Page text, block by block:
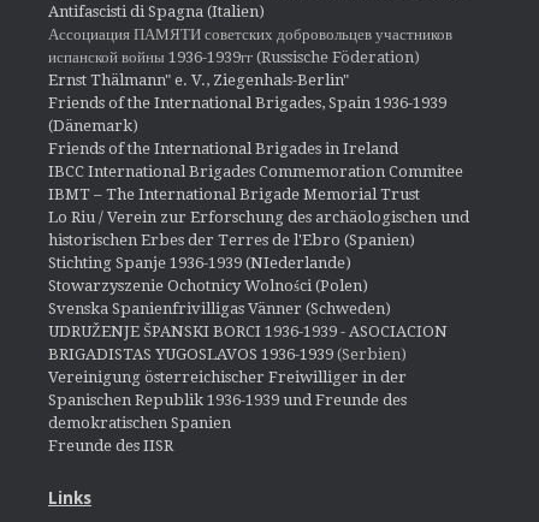
Antifascisti di Spagna (Italien)
Ассоциация ПАМЯТИ советских добровольцев участников
испанской войны 1936-1939гг (Russische Föderation)
Ernst Thälmann" e. V., Ziegenhals-Berlin"
Friends of the International Brigades, Spain 1936-1939
(Dänemark)
Friends of the International Brigades in Ireland
IBCC International Brigades Commemoration Commitee
IBMT – The International Brigade Memorial Trust
Lo Riu / Verein zur Erforschung des archäologischen und
historischen Erbes der Terres de l'Ebro (Spanien)
Stichting Spanje 1936-1939 (NIederlande)
Stowarzyszenie Ochotnicy Wolności (Polen)
Svenska Spanienfrivilligas Vänner (Schweden)
UDRUŽENJE ŠPANSKI BORCI 1936-1939 - ASOCIACION
BRIGADISTAS YUGOSLAVOS 1936-1939 (Serbien)
Vereinigung österreichischer Freiwilliger in der
Spanischen Republik 1936-1939 und Freunde des
demokratischen Spanien
Freunde des IISR
Links